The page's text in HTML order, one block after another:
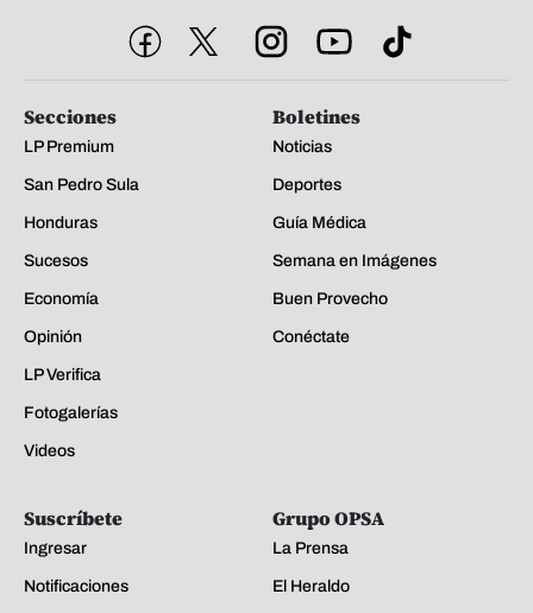
Secciones
LP Premium
San Pedro Sula
Honduras
Sucesos
Economía
Opinión
LP Verifica
Fotogalerías
Videos
Boletines
Noticias
Deportes
Guía Médica
Semana en Imágenes
Buen Provecho
Conéctate
Suscríbete
Ingresar
Notificaciones
Grupo OPSA
La Prensa
El Heraldo